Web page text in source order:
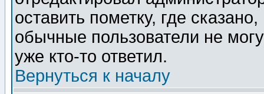
оставить пометку, где
обычные пользователи не
уже кто-то ответил.
Вернуться к началу